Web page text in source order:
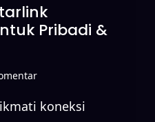
DP untuk
Cepat
tanpa batas lokasi